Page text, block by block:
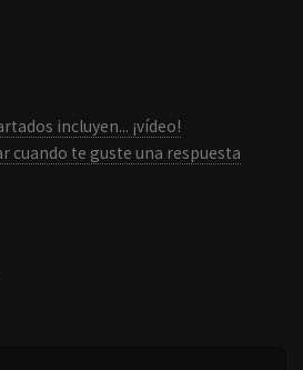
incluyen... ¡vídeo!
cuando te guste una respuesta